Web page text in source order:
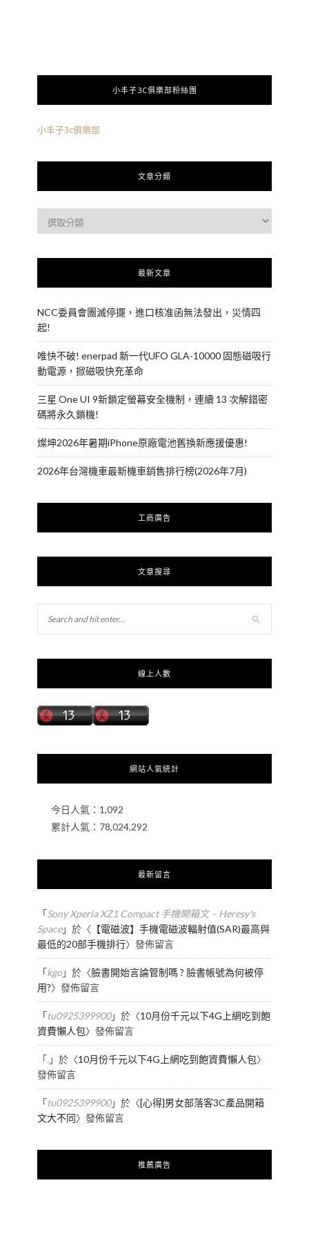
小丰子3C俱樂部粉絲團
小丰子3c俱樂部
文章分類
最新文章
NCC委員會團滅停擺，進口核准函無法發出，災情四
起!
唯快不破! enerpad 新一代UFO GLA-10000 固態磁吸行
動電源，掀磁吸快充革命
三星 One UI 9新鎖定螢幕安全機制，連續 13 次解錯密
碼將永久鎖機!
燦坤2026年暑期iPhone原廠電池舊換新應援優惠!
2026年台灣機車最新機車銷售排行榜(2026年7月)
工商廣告
文章搜尋
線上人數
網站人氣統計
今日人氣： 1,092
累計人氣： 78,024,292
最新留言
「Sony Xperia XZ1 Compact 手機開箱文 – Heresy's
Space」於〈 【電磁波】手機電磁波輻射值(SAR)最高與
最低的20部手機排行〉發佈留言
「kgo」於〈臉書開始言論管制嗎 ? 臉書帳號為何被停
用?〉發佈留言
「tu0925399900」於〈10月份千元以下4G上網吃到飽
資費懶人包〉發佈留言
「.」於〈10月份千元以下4G上網吃到飽資費懶人包〉
發佈留言
「tu0925399900」於〈[心得]男女部落客3C產品開箱
文大不同〉發佈留言
推薦廣告